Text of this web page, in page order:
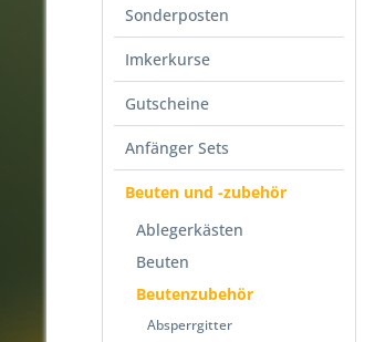
Sonderposten
Imkerkurse
Gutscheine
Anfänger Sets
Beuten und -zubehör
Ablegerkästen
Beuten
Beutenzubehör
Absperrgitter